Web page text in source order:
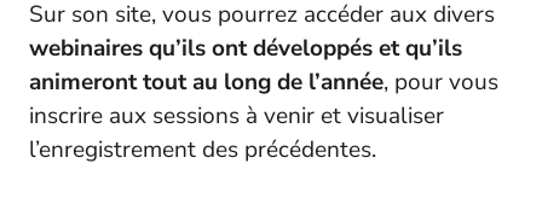
Sur son site, vous pourrez accéder aux divers
webinaires qu’ils ont développés et qu’ils
animeront tout au long de l’année, pour vous
inscrire aux sessions à venir et visualiser
l’enregistrement des précédentes.